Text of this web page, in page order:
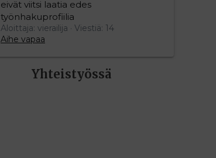
eivät viitsi laatia edes
työnhakuprofiilia
Aloittaja: vierailija
Viestiä: 14
Aihe vapaa
Yhteistyössä